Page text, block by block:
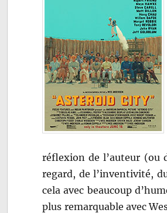
réflexion de l’auteur (ou
regard, de l’inventivité,
cela avec beaucoup
plus remarquable avec